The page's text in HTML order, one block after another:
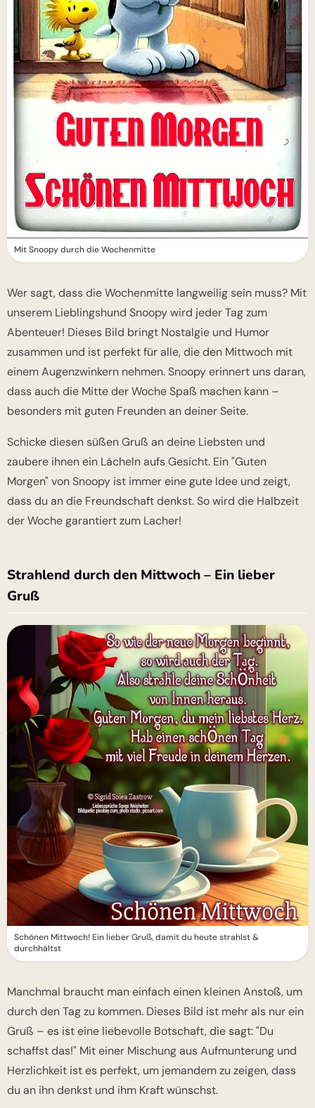
Mit Snoopy durch die Wochenmitte
Wer sagt, dass die Wochenmitte langweilig sein muss? Mit
unserem Lieblingshund Snoopy wird jeder Tag zum
Abenteuer! Dieses Bild bringt Nostalgie und Humor
zusammen und ist perfekt für alle, die den Mittwoch mit
einem Augenzwinkern nehmen. Snoopy erinnert uns daran,
dass auch die Mitte der Woche Spaß machen kann –
besonders mit guten Freunden an deiner Seite.
Schicke diesen süßen Gruß an deine Liebsten und
zaubere ihnen ein Lächeln aufs Gesicht. Ein "Guten
Morgen" von Snoopy ist immer eine gute Idee und zeigt,
dass du an die Freundschaft denkst. So wird die Halbzeit
der Woche garantiert zum Lacher!
Strahlend durch den Mittwoch – Ein lieber
Gruß
Schönen Mittwoch! Ein lieber Gruß, damit du heute strahlst &
durchhältst
Manchmal braucht man einfach einen kleinen Anstoß, um
durch den Tag zu kommen. Dieses Bild ist mehr als nur ein
Gruß – es ist eine liebevolle Botschaft, die sagt: "Du
schaffst das!" Mit einer Mischung aus Aufmunterung und
Herzlichkeit ist es perfekt, um jemandem zu zeigen, dass
du an ihn denkst und ihm Kraft wünschst.